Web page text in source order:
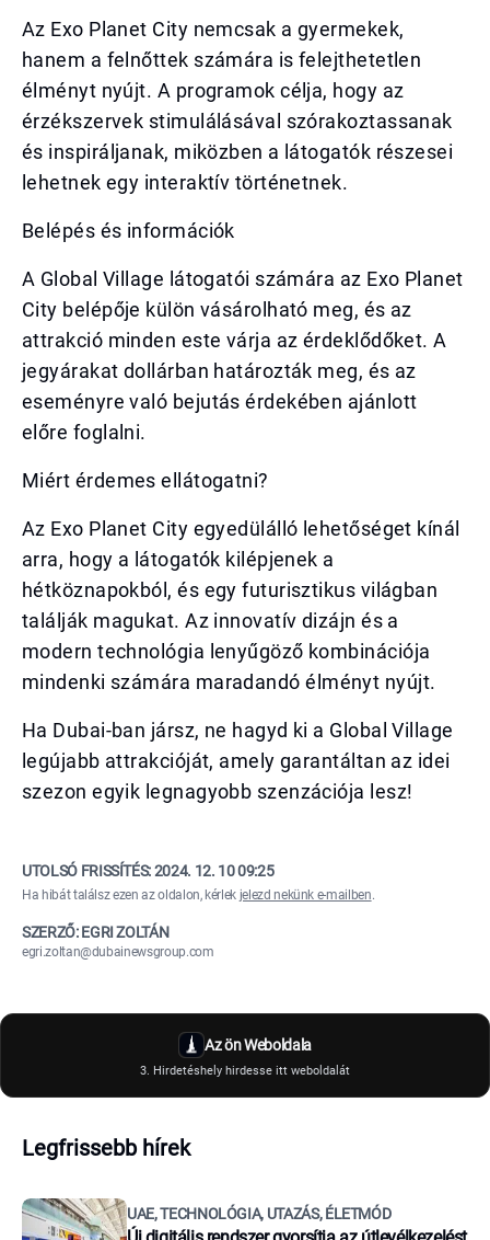
Az Exo Planet City nemcsak a gyermekek,
hanem a felnőttek számára is felejthetetlen
élményt nyújt. A programok célja, hogy az
érzékszervek stimulálásával szórakoztassanak
és inspiráljanak, miközben a látogatók részesei
lehetnek egy interaktív történetnek.
Belépés és információk
A Global Village látogatói számára az Exo Planet
City belépője külön vásárolható meg, és az
attrakció minden este várja az érdeklődőket. A
jegyárakat dollárban határozták meg, és az
eseményre való bejutás érdekében ajánlott
előre foglalni.
Miért érdemes ellátogatni?
Az Exo Planet City egyedülálló lehetőséget kínál
arra, hogy a látogatók kilépjenek a
hétköznapokból, és egy futurisztikus világban
találják magukat. Az innovatív dizájn és a
modern technológia lenyűgöző kombinációja
mindenki számára maradandó élményt nyújt.
Ha Dubai-ban jársz, ne hagyd ki a Global Village
legújabb attrakcióját, amely garantáltan az idei
szezon egyik legnagyobb szenzációja lesz!
UTOLSÓ FRISSÍTÉS:2024. 12. 10 09:25
Ha hibát találsz ezen az oldalon, kérlek jelezd nekünk e-mailben.
SZERZŐ: EGRI ZOLTÁN
egri.zoltan@dubainewsgroup.com
Az ön Weboldala
3. Hirdetéshely hirdesse itt weboldalát
Legfrissebb hírek
UAE, TECHNOLÓGIA, UTAZÁS, ÉLETMÓD